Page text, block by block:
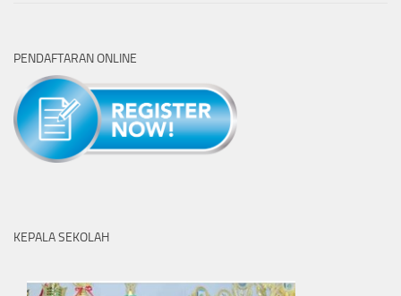
PENDAFTARAN ONLINE
KEPALA SEKOLAH